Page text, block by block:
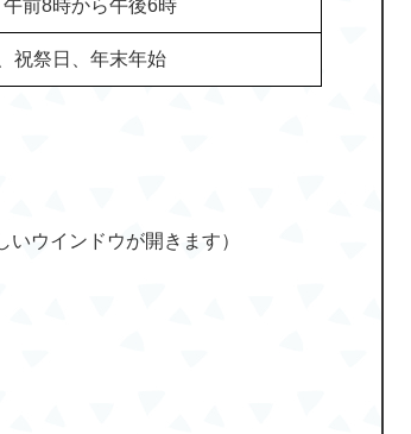
前8時から午後6時
祝祭日、年末年始
いウインドウが開きます）